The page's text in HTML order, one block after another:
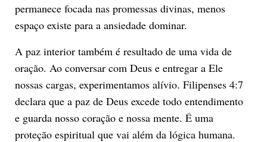
permanece focada nas promessas divinas, menos
espaço existe para a ansiedade dominar.
A paz interior também é resultado de uma vida de
oração. Ao conversar com Deus e entregar a Ele
nossas cargas, experimentamos alívio. Filipenses 4:7
declara que a paz de Deus excede todo entendimento
e guarda nosso coração e nossa mente. É uma
proteção espiritual que vai além da lógica humana.